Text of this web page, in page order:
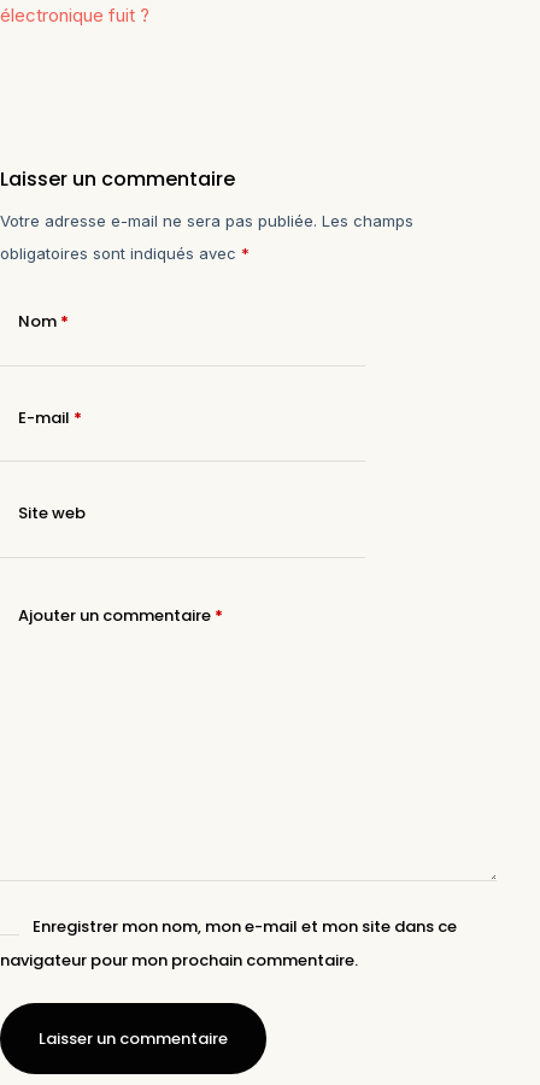
électronique fuit ?
Laisser un commentaire
Votre adresse e-mail ne sera pas publiée. Les champs
obligatoires sont indiqués avec *
Nom *
E-mail *
Site web
Ajouter un commentaire *
Enregistrer mon nom, mon e-mail et mon site dans ce
navigateur pour mon prochain commentaire.
Laisser un commentaire